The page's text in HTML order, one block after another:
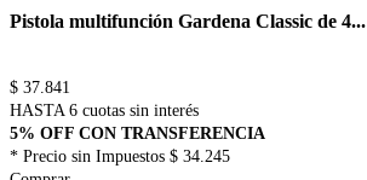
Pistola multifunción Gardena Classic de 4...
$ 37.841
HASTA 6 cuotas sin interés
5% OFF CON TRANSFERENCIA
* Precio sin Impuestos $ 34.245